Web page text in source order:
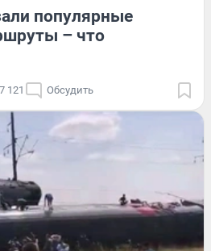
популярные
– что
7 121 Обсудить